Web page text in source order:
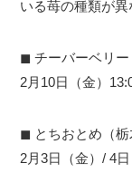
いる苺の種類が異
◼︎ チーバーベリー
2月10日（金）
◼︎ とちおとめ（栃
2月3日（金）/ 4